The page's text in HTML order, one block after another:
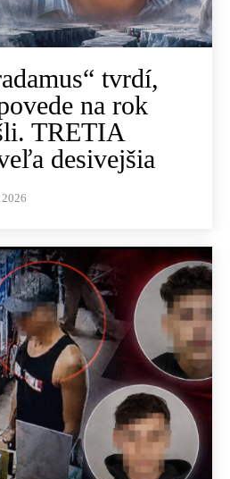
tvrdí,
na rok
TRETIA
desivejšia
2026